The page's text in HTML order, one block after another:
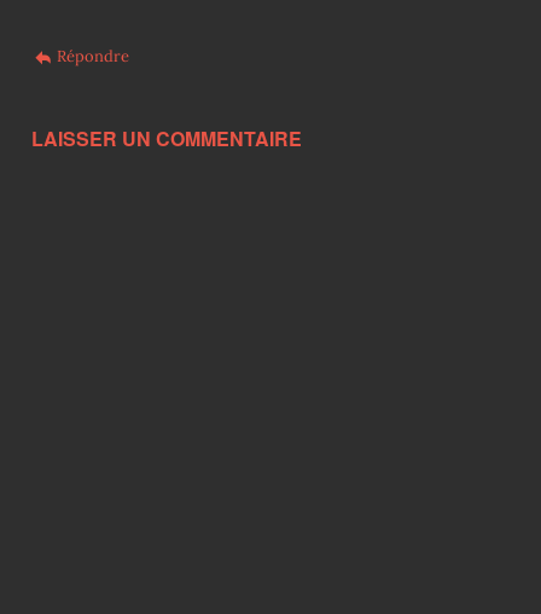
Répondre
LAISSER UN COMMENTAIRE